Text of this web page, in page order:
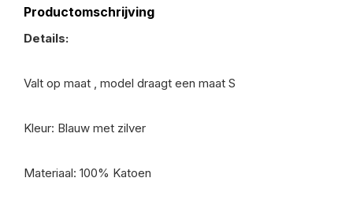
Productomschrijving
Details:
Valt op maat , model draagt een maat S
Kleur: Blauw met zilver
Materiaal: 100% Katoen